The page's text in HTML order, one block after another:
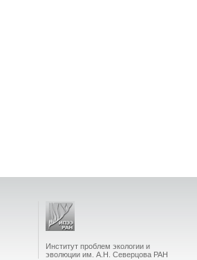
Институт проблем экологии и
эволюции им. А.Н. Северцова РАН